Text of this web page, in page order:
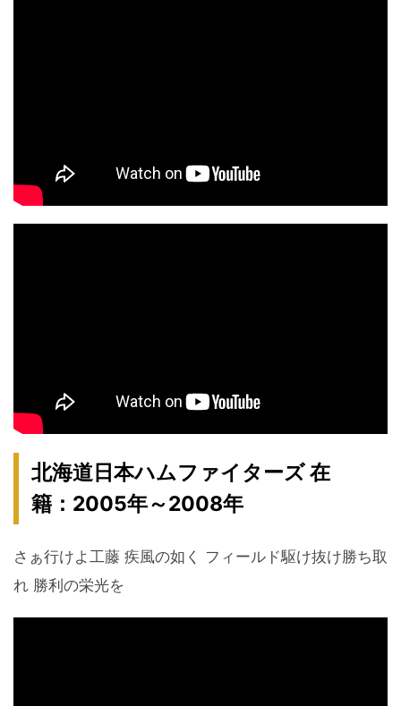
北海道日本ハムファイターズ 在
籍：2005年～2008年
さぁ行けよ工藤 疾風の如く フィールド駆け抜け勝ち取
れ 勝利の栄光を